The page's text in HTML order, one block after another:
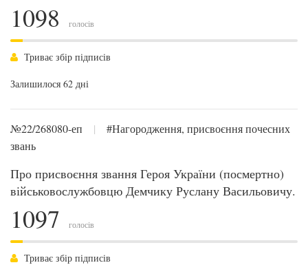
1098 голосів
Триває збір підписів
Залишилося 62 дні
№22/268080-еп |
#Нагородження, присвоєння почесних
звань
Про присвоєння звання Героя України (посмертно)
військовослужбовцю Демчику Руслану Васильовичу.
1097 голосів
Триває збір підписів